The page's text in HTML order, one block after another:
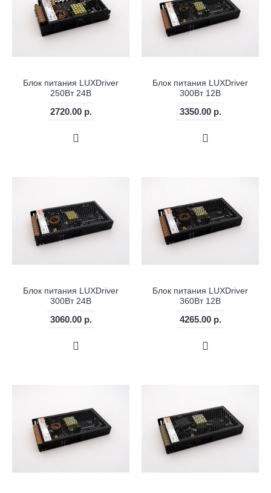
Блок питания LUXDriver
250Вт 24В
2720.00 р.
Блок питания LUXDriver
300Вт 12В
3350.00 р.
Блок питания LUXDriver
300Вт 24В
3060.00 р.
Блок питания LUXDriver
360Вт 12В
4265.00 р.